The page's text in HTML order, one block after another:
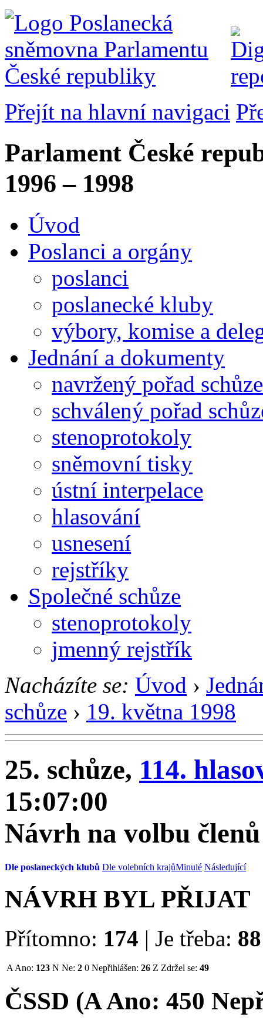
Přejít na hlavní navigaci
Parlament České
1996 – 1998
Úvod
Poslanci a orgány
poslanci
poslanecké kluby
výbory, komise a
Jednání a dokumenty
navržený pořad schůze
schválený pořad
stenoprotokoly
sněmovní tisky
ústní interpelace
hlasování
usnesení
rejstříky
Společné schůze
stenoprotokoly
jmenný rejstřík
Nacházíte se: Úvod ›
schůze › 19. května 1998
25. schůze, 114.
15:07:00
Návrh na volbu
Dle poslaneckých klubů Dle volebních krajůMinulé Následující
NÁVRH BYL PŘIJAT
Přítomno: 174 | Je třeba: 88
A Ano: 123 N Ne: 2 0 Nepřihlášen: 26 Z Zdržel se: 49
ČSSD (AAno: 450